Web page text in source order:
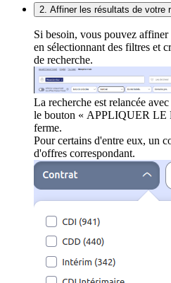
2. Affiner les résultats de votre
Si besoin, vous pouvez affiner
en sélectionnant des filtres et
de recherche.
La recherche est relancée
le bouton « APPLIQUER LE
ferme.
Pour certains d'entre eux, un
d'offres correspondant.